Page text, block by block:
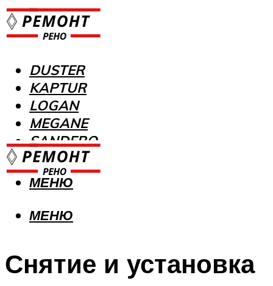
DUSTER
KAPTUR
LOGAN
MEGANE
SANDERO
МЕНЮ
МЕНЮ
Снятие и установка